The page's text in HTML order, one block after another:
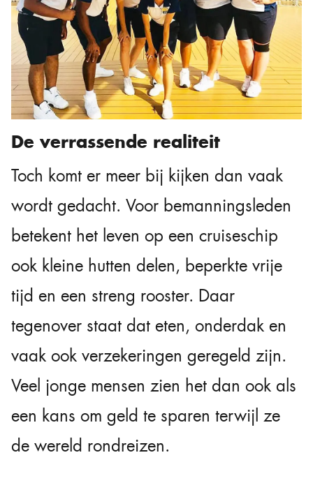
De verrassende realiteit
Toch komt er meer bij kijken dan vaak
wordt gedacht. Voor bemanningsleden
betekent het leven op een cruiseschip
ook kleine hutten delen, beperkte vrije
tijd en een streng rooster. Daar
tegenover staat dat eten, onderdak en
vaak ook verzekeringen geregeld zijn.
Veel jonge mensen zien het dan ook als
een kans om geld te sparen terwijl ze
de wereld rondreizen.